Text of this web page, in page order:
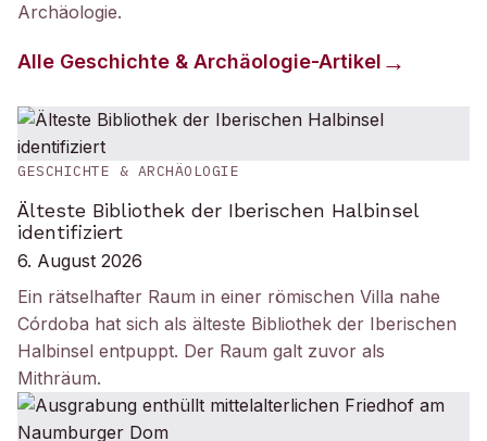
Archäologie.
Alle Geschichte & Archäologie-Artikel
GESCHICHTE & ARCHÄOLOGIE
Älteste Bibliothek der Iberischen Halbinsel
identifiziert
6. August 2026
Ein rätselhafter Raum in einer römischen Villa nahe
Córdoba hat sich als älteste Bibliothek der Iberischen
Halbinsel entpuppt. Der Raum galt zuvor als
Mithräum.